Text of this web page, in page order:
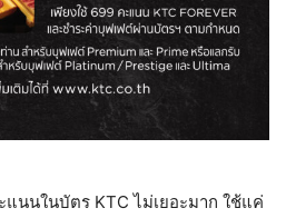
นนในบัตร KTC ไม่เยอะมาก ใช้แค่